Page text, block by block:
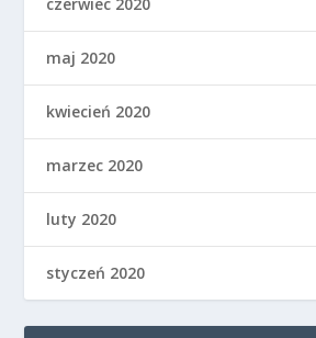
maj 2020
kwiecień 2020
marzec 2020
luty 2020
styczeń 2020